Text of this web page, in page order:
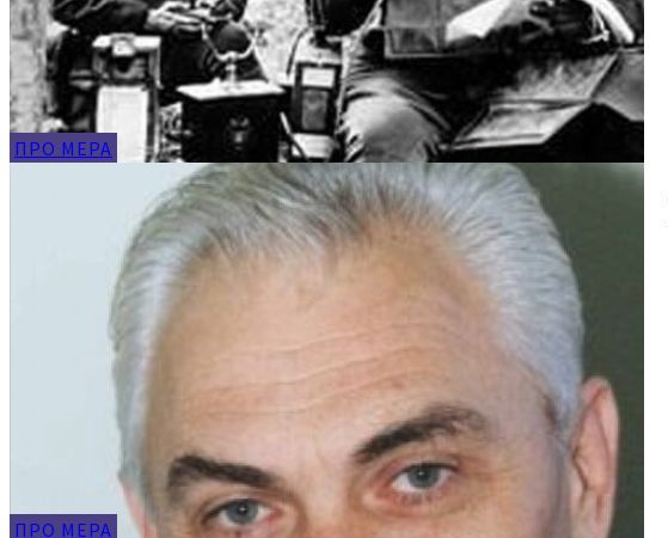
ПРО МЕРА
ПРО МЕРА